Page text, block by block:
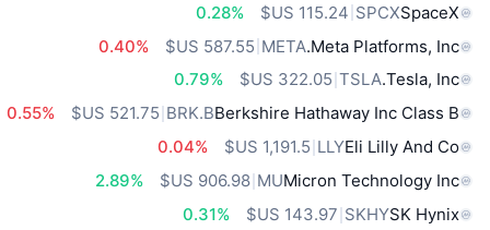
SpaceX
SPCX
0.28%
Meta Platforms, Inc.
META
0.40%
Tesla, Inc.
TSLA
0.79%
Berkshire Hathaway Inc Class B
BRK.B
0.55%
Eli Lilly And Co
LLY
0.04%
Micron Technology Inc
MU
‏906.98 US$
2.89%
SK Hynix
SKHY
0.31%